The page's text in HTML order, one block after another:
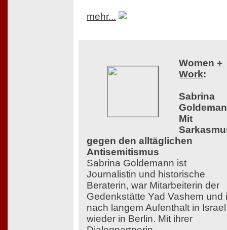
mehr...
Women +
Work:
Sabrina
Mit
gegen den alltäglichen
Antisemitismus
Sabrina Goldemann ist
Journalistin und historische
Beraterin, war Mitarbeiterin der
Gedenkstätte Yad Vashem und
nach langem Aufenthalt in Israel
wieder in Berlin. Mit ihrer